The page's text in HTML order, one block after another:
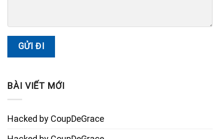
BÀI VIẾT MỚI
Hacked by CoupDeGrace